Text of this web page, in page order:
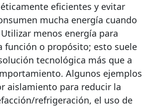
eficientes y evitar
mucha energía cuando
menos energía para
función o propósito; esto suele
tecnológica más que a
Algunos ejemplos
aislamiento para reducir la
refrigeración, el uso de